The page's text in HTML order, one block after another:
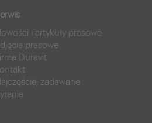
i artykuły prasowe
prasowe
Duravit
zadawane